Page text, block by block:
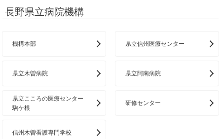
長野県立病院機構
機構本部 県立信州医療センター
県立木曽病院 県立阿南病院
県立こころの医療センター
駒ケ根
研修センター
信州木曽看護専門学校